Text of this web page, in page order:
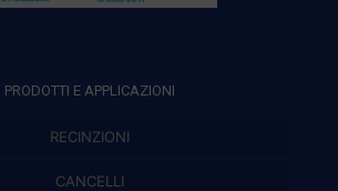
PRODOTTI E APPLICAZIONI
RECINZIONI
Recinzioni modulari
CANCELLI